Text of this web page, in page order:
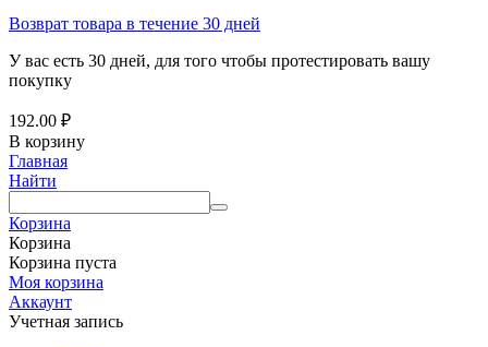
Возврат товара в течение 30 дней
У вас есть 30 дней, для того чтобы протестировать вашу
покупку
192.00 ₽
В корзину
Главная
Найти
Корзина
Корзина
Корзина пуста
Моя корзина
Аккаунт
Учетная запись